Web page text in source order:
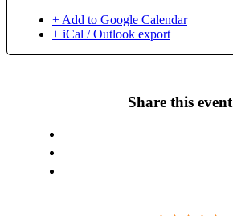
+ Add to Google Calendar
+ iCal / Outlook export
Share this event